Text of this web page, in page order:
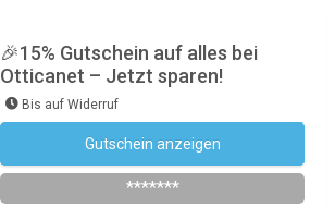
🎉15% Gutschein auf alles bei
Otticanet – Jetzt sparen!
Bis auf Widerruf
Gutschein anzeigen
*******